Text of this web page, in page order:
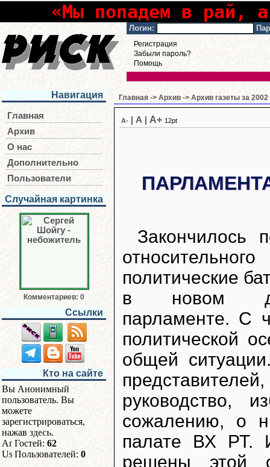
«Мы попадем в рай,
Логин:
Регистрация
Забыли пароль?
Помощь
Навигация
Главная
Архив
О нас
Дополнительно
Пользователи
Случайная картинка
Комментариев: 0
Ссылки
Кто на сайте
Вы Анонимный
пользователь. Вы
можете
зарегистрироваться,
нажав здесь.
Гостей: 62
Пользователей: 0
Главная -> Архив -> Архив газеты за 2002
A- A A+ 12pt
Закончилось
политические
в новом
парламенте. С
политической
общей
руководство,
сожалению, о
палате ВХ РТ.
решены этой